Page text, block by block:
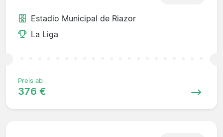
Estadio Municipal de Riazor
La Liga
Preis ab
376 €